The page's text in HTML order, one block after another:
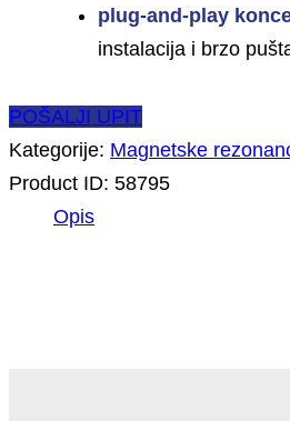
plug-and-play
instalacija i brzo
POŠALJI UPIT
Kategorije: Magnetske
Product ID: 58795
Opis